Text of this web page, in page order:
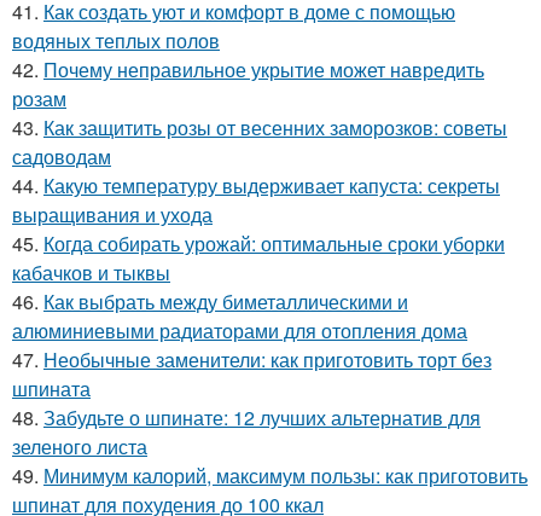
41. Как создать уют и комфорт в доме с помощью
водяных теплых полов
42. Почему неправильное укрытие может навредить
розам
43. Как защитить розы от весенних заморозков: советы
садоводам
44. Какую температуру выдерживает капуста: секреты
выращивания и ухода
45. Когда собирать урожай: оптимальные сроки уборки
кабачков и тыквы
46. Как выбрать между биметаллическими и
алюминиевыми радиаторами для отопления дома
47. Необычные заменители: как приготовить торт без
шпината
48. Забудьте о шпинате: 12 лучших альтернатив для
зеленого листа
49. Минимум калорий, максимум пользы: как приготовить
шпинат для похудения до 100 ккал